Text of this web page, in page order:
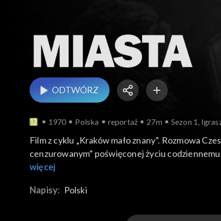
ODTWÓRZ
1970 Polska reportaż 27m Sezon 1,
Film z cyklu „Kraków mało znany”. Rozmowa
cenzurowanym” poświęconej życiu
tym, co kryje stary sekretarzyk babuni,
fotografie z rodzinnego albumu pokazuje nam
więcej
Napisy: Polski